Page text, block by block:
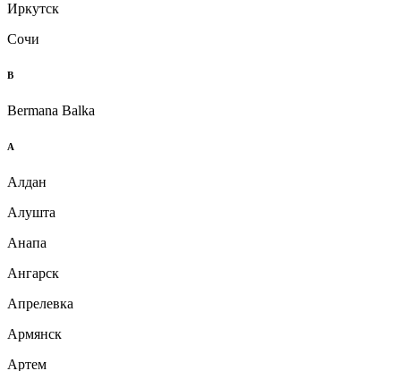
Иркутск
Сочи
B
Bermana Balka
А
Алдан
Алушта
Анапа
Ангарск
Апрелевка
Армянск
Артем